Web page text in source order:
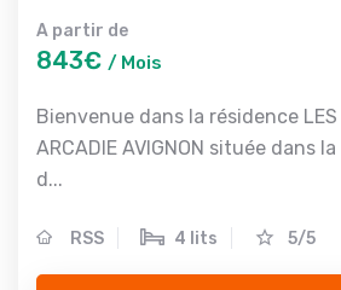
A partir de
843€ / Mois
Bienvenue dans la résidence LES
ARCADIE AVIGNON située dans
d...
RSS 4 lits 5/5